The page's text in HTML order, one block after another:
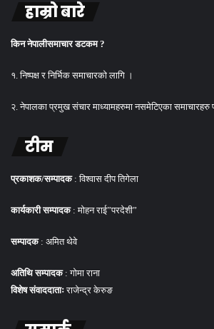
हाम्रो बारे
किन नेपालीसमाचार डटकम ?
१. निष्पक्ष र निर्भिक समाचारको लागि ।
२. नेपालका प्रमुख संचार माध्यामहरुमा नसमेटिएका समाचारहरु
टीम
प्रकाशक/सम्पादक : विश्वास दीप तिगेला
कार्यकारी सम्पादक: मोहन राई”परदेशी”
सम्पादक: अमित थेवे
अतिथि सम्पादक: गोमा राना
विशेष संवाददाताःराजेन्द्र केरुङ